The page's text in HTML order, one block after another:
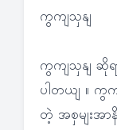
ကွကျသှနျ
ကွကျသှနျ ဆိုရ
ပါတယျ ။ ကွ
တဲ့ အစှမျးအာ